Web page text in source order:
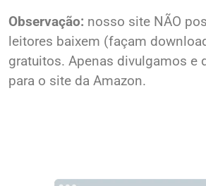
Observação: nosso site NÃO
leitores baixem (façam
gratuitos. Apenas divulgamos e
para o site da Amazon.